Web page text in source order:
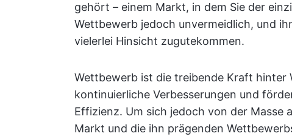
gehört – einem Markt, in dem Sie der
Wettbewerb jedoch unvermeidlich, und
vielerlei Hinsicht zugutekommen.
Wettbewerb ist die treibende Kraft
kontinuierliche Verbesserungen und
Effizienz. Um sich jedoch von der Masse
Markt und die ihn prägenden